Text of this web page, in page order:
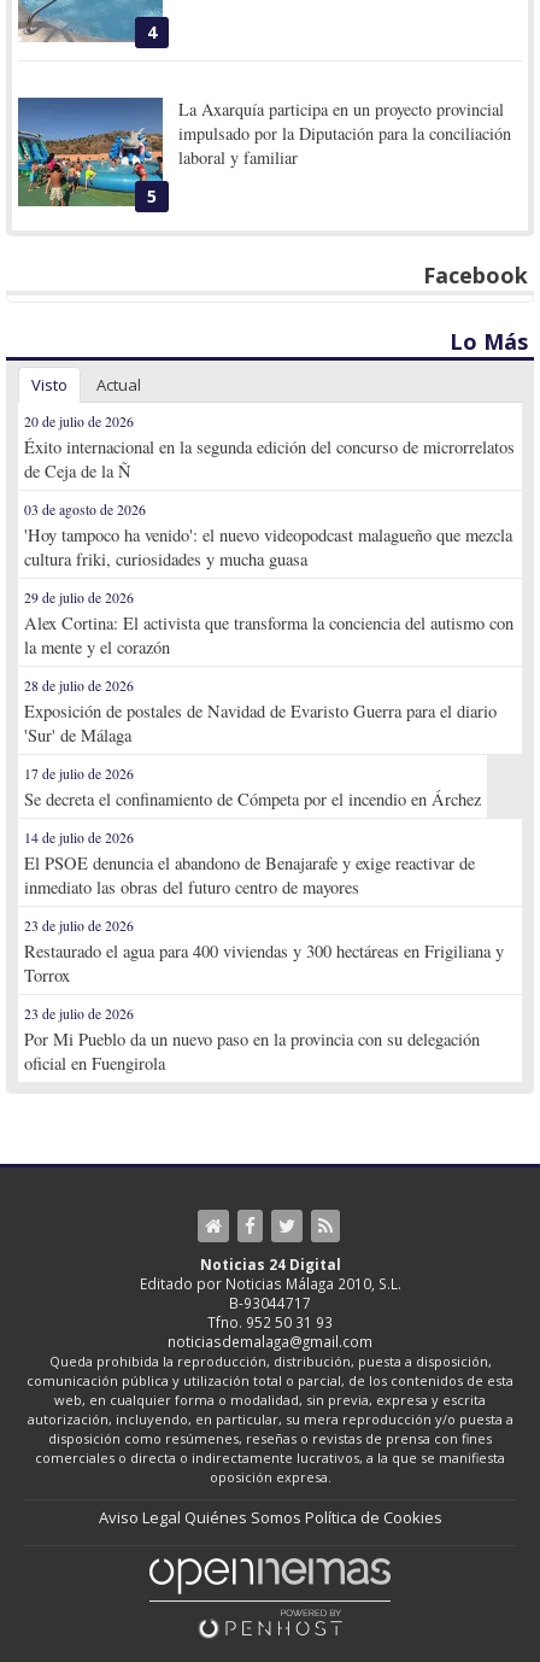
4
5
La Axarquía participa en un proyecto provincial
impulsado por la Diputación para la conciliación
laboral y familiar
Facebook
Lo Más
Visto Actual
20 de julio de 2026
Éxito internacional en la segunda edición del concurso de microrrelatos
de Ceja de la Ñ
03 de agosto de 2026
'Hoy tampoco ha venido': el nuevo videopodcast malagueño que mezcla
cultura friki, curiosidades y mucha guasa
29 de julio de 2026
Alex Cortina: El activista que transforma la conciencia del autismo con
la mente y el corazón
28 de julio de 2026
Exposición de postales de Navidad de Evaristo Guerra para el diario
'Sur' de Málaga
17 de julio de 2026
Se decreta el confinamiento de Cómpeta por el incendio en Árchez
14 de julio de 2026
El PSOE denuncia el abandono de Benajarafe y exige reactivar de
inmediato las obras del futuro centro de mayores
23 de julio de 2026
Restaurado el agua para 400 viviendas y 300 hectáreas en Frigiliana y
Torrox
23 de julio de 2026
Por Mi Pueblo da un nuevo paso en la provincia con su delegación
oficial en Fuengirola
Noticias 24 Digital
Editado por Noticias Málaga 2010, S.L.
B-93044717
Tfno. 952 50 31 93
noticiasdemalaga@gmail.com
Queda prohibida la reproducción, distribución, puesta a disposición,
comunicación pública y utilización total o parcial, de los contenidos de esta
web, en cualquier forma o modalidad, sin previa, expresa y escrita
autorización, incluyendo, en particular, su mera reproducción y/o puesta a
disposición como resúmenes, reseñas o revistas de prensa con fines
comerciales o directa o indirectamente lucrativos, a la que se manifiesta
oposición expresa.
Aviso Legal Quiénes Somos Política de Cookies